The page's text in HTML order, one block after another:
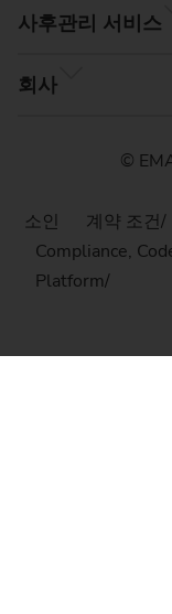
사후관리 서비스
회사
©
소인 계약 조건
Compliance,
Platform